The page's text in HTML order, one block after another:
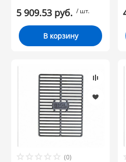
5 909.53 руб. / шт.
В корзину
(0)